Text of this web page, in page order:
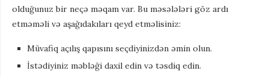
olduğunuz bir neçə məqam var. Bu məsələləri göz ardı
etməməli və aşağıdakıları qeyd etməlisiniz:
Müvafiq açılış qapısını seçdiyinizdən əmin olun.
İstədiyiniz məbləği daxil edin və təsdiq edin.